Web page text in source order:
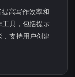
高写作效率和
工具，包括提示
支持用户创建